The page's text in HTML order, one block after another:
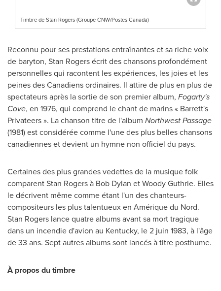
Timbre de Stan Rogers (Groupe CNW/Postes Canada)
Reconnu pour ses prestations entraînantes et sa riche voix
de baryton, Stan Rogers écrit des chansons profondément
personnelles qui racontent les expériences, les joies et les
peines des Canadiens ordinaires. Il attire de plus en plus de
spectateurs après la sortie de son premier album, Fogarty's
Cove, en 1976, qui comprend le chant de marins « Barrett's
Privateers ». La chanson titre de l'album Northwest Passage
(1981) est considérée comme l'une des plus belles chansons
canadiennes et devient un hymne non officiel du pays.
Certaines des plus grandes vedettes de la musique folk
comparent Stan Rogers à Bob Dylan et Woody Guthrie. Elles
le décrivent même comme étant l'un des chanteurs-
compositeurs les plus talentueux en Amérique du Nord.
Stan Rogers lance quatre albums avant sa mort tragique
dans un incendie d'avion au Kentucky, le 2 juin 1983, à l'âge
de 33 ans. Sept autres albums sont lancés à titre posthume.
À propos du timbre